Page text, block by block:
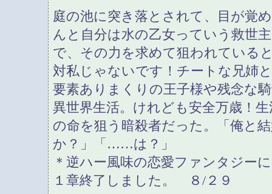
庭の池に突き落とされて、目が覚
んと自分は水の乙女っていう救世
で、その力を求めて狙われている
対私じゃないです！チートな兄姉
要素ありまくりの王子様や残念な
異世界生活。けれども安全万歳！
の命を狙う暗殺者だった。「俺と
か？」「……は？」
＊逆ハー風味の恋愛ファンタジー
１章終了しました。 ８/２９